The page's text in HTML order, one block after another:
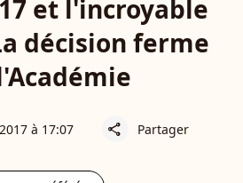
et l'incroyable
décision ferme
à 17:07 share Partager